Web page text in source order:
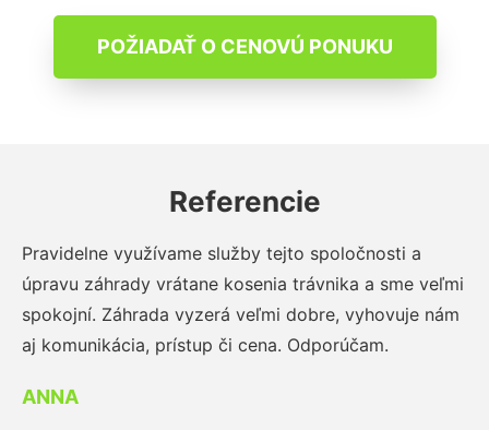
POŽIADAŤ O CENOVÚ PONUKU
Referencie
Pravidelne využívame služby tejto spoločnosti a
úpravu záhrady vrátane kosenia trávnika a sme veľmi
spokojní. Záhrada vyzerá veľmi dobre, vyhovuje nám
aj komunikácia, prístup či cena. Odporúčam.
ANNA